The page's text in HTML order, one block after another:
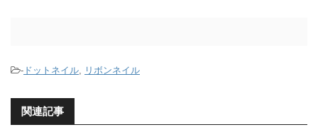
- ドットネイル, リボンネイル
関連記事